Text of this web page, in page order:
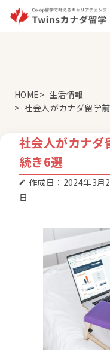
HOME
生活情報
社会人がカナダ留学
社会人がカナダ
続き6選
作成日：2024年3月
日